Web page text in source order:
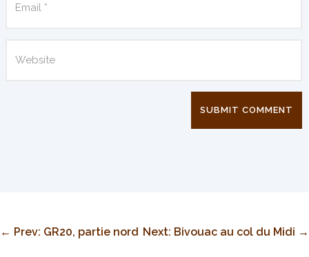
SUBMIT COMMENT
← Prev: GR20, partie nord Next: Bivouac au col du Midi →